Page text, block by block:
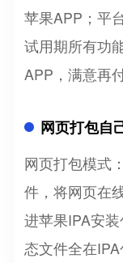
苹果APP；平
试用期所有功
APP，满意再
网页打包自
网页打包模式
件，将网页在
进苹果IPA安
态文件全在